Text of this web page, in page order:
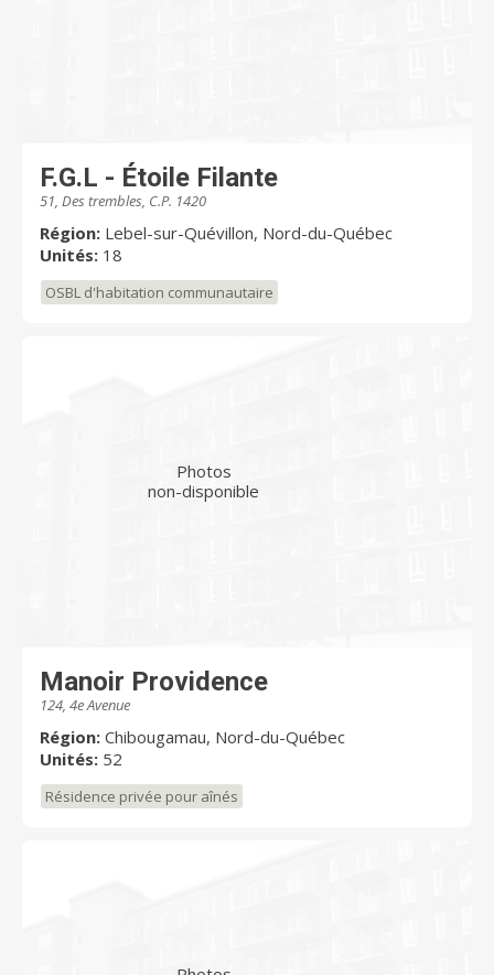
F.G.L - Étoile Filante
51, Des trembles, C.P. 1420
Région: Lebel-sur-Quévillon, Nord-du-Québec
Unités: 18
OSBL d'habitation communautaire
Photos
non-disponible
Manoir Providence
124, 4e Avenue
Région: Chibougamau, Nord-du-Québec
Unités: 52
Résidence privée pour aînés